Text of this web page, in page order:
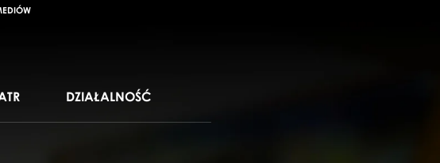
DZIAŁALNOŚĆ